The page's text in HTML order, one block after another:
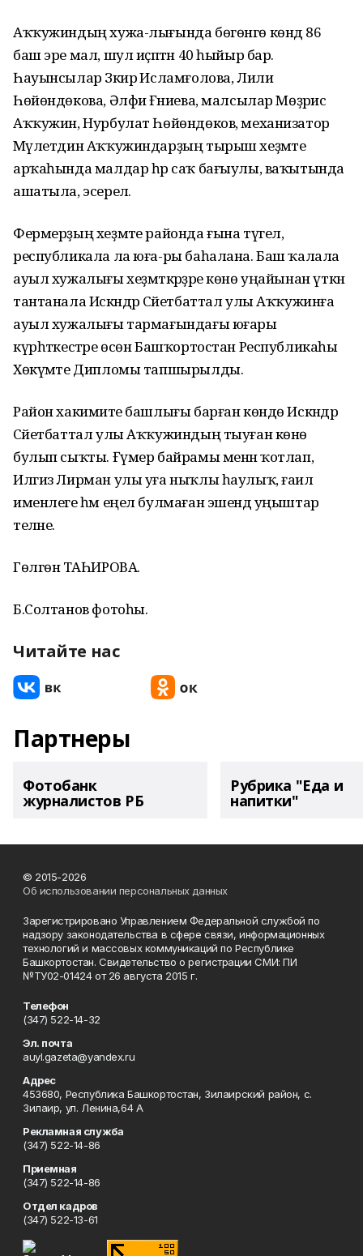
Аҡҡужиндың хужа-лығында бөгөнгө көндә 86
баш эре мал, шул иҫәптән 40 һыйыр бар.
Һауынсылар Зәкирә Исламғолова, Лилиә
Һөйөндөкова, Әлфиә Ғәниева, малсылар Мөҙәрис
Аҡҡужин, Нурбулат Һөйөндөков, механизатор
Мәүлетдин Аҡҡужиндарҙың тырыш хеҙмәте
арҡаһында малдар һәр саҡ бағыулы, ваҡытында
ашатыла, эсерелә.
Фермерҙың хеҙмәте районда ғына түгел,
республикала ла юға-ры баһалана. Баш ҡалала
ауыл хужалығы хеҙмәткәрҙәре көнө уңайынан үткән
тантанала Искәндәр Сәйетбаттал улы Аҡҡужинға
ауыл хужалығы тармағындағы юғары
күрһәткестәре өсөн Башҡортостан Республикаһы
Хөкүмәте Дипломы тапшырылды.
Район хакимиәте башлығы барған көндө Искәндәр
Сәйетбаттал улы Аҡҡужиндың тыуған көнө
булып сыҡты. Ғүмер байрамы менән ҡотлап,
Илгиз Лирман улы уға ныҡлы һаулыҡ, ғаилә
именлеге һәм еңел булмаған эшендә уңыштар
теләне.
Гөлгөнә ТАҺИРОВА.
Б.Солтанов фотоһы.
Читайте нас
Партнеры
Фотобанк
журналистов РБ
Рубрика "Еда и
напитки"
© 2015-2026
Об использовании персональных данных
Зарегистрировано Управлением Федеральной службой по
надзору законодательства в сфере связи, информационных
технологий и массовых коммуникаций по Республике
Башкортостан. Свидетельство о регистрации СМИ: ПИ
№ТУ02-01424 от 26 августа 2015 г.
Телефон
(347) 522-14-32
Эл. почта
auyl.gazeta@yandex.ru
Адрес
453680, Республика Башкортостан, Зилаирский район, с.
Зилаир, ул. Ленина,64 А
Рекламная служба
(347) 522-14-86
Приемная
(347) 522-14-86
Отдел кадров
(347) 522-13-61